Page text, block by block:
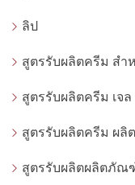
ลิป
สูตรรับผลิตครีม สำ
สูตรรับผลิตครีม ผลิ
สูตรรับผลิตผลิตภัณ